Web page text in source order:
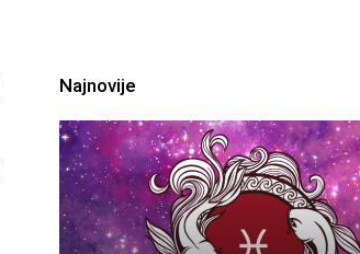
Najnovije